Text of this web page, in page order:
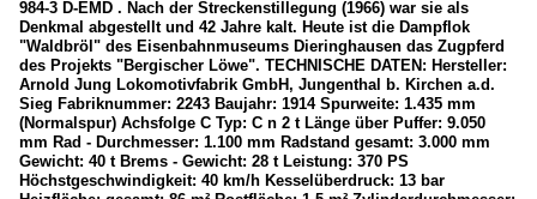
984-3 D-EMD . Nach der Streckenstillegung (1966) war sie als
Denkmal abgestellt und 42 Jahre kalt. Heute ist die Dampflok
"Waldbröl" des Eisenbahnmuseums Dieringhausen das Zugpferd
des Projekts "Bergischer Löwe". TECHNISCHE DATEN: Hersteller:
Arnold Jung Lokomotivfabrik GmbH, Jungenthal b. Kirchen a.d.
Sieg Fabriknummer: 2243 Baujahr: 1914 Spurweite: 1.435 mm
(Normalspur) Achsfolge C Typ: C n 2 t Länge über Puffer: 9.050
mm Rad - Durchmesser: 1.100 mm Radstand gesamt: 3.000 mm
Gewicht: 40 t Brems - Gewicht: 28 t Leistung: 370 PS
Höchstgeschwindigkeit: 40 km/h Kesselüberdruck: 13 bar